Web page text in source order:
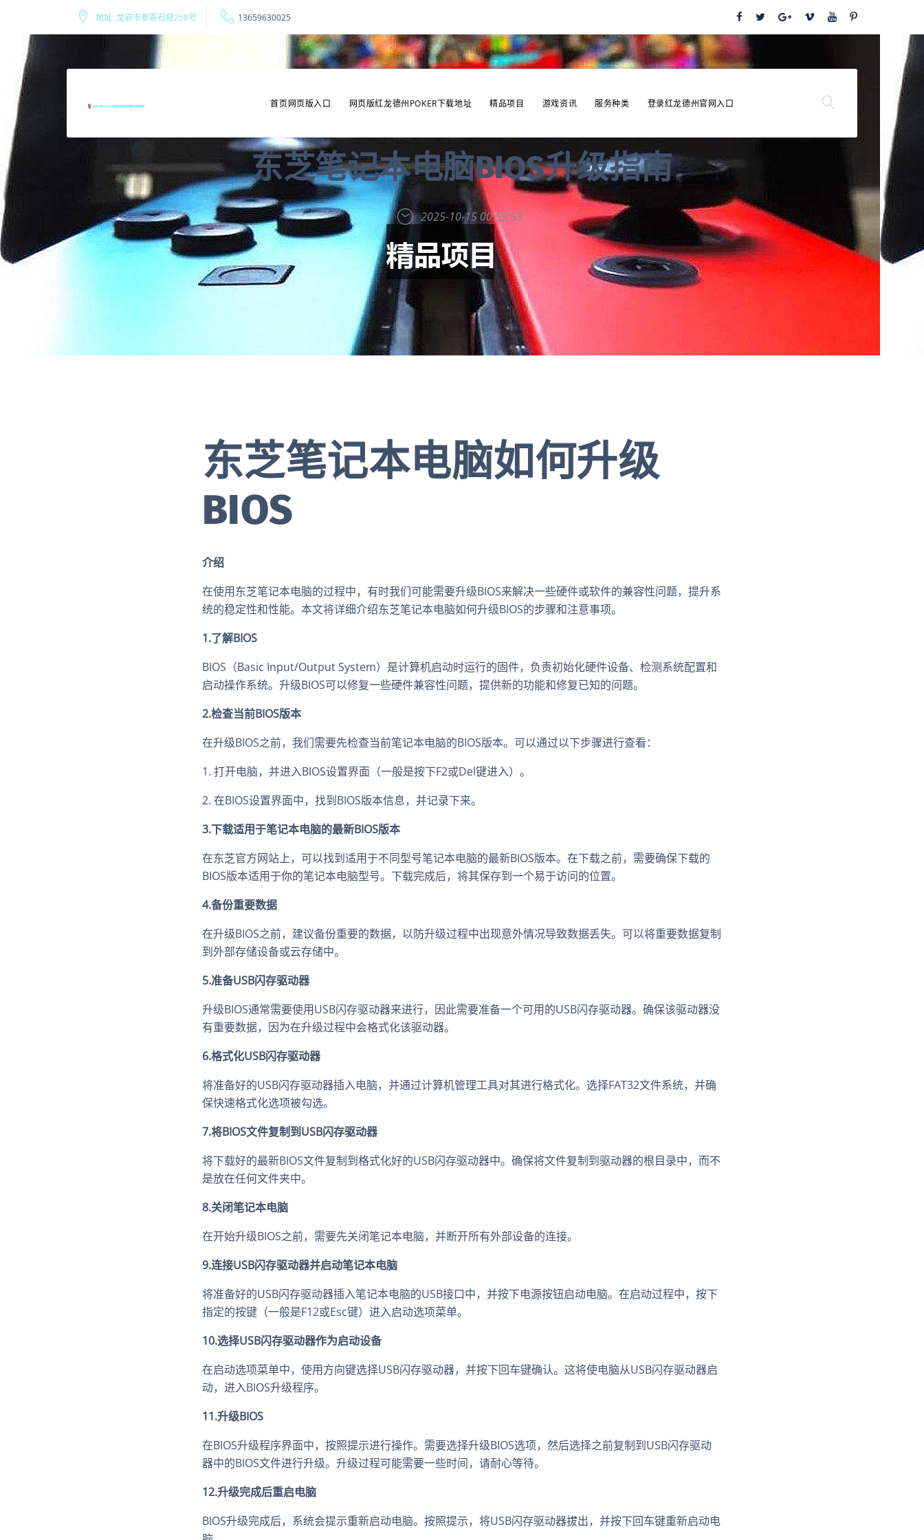
地址: 龙岩市参茶石窟258号 13659630025
首页网页版入口 网页版红龙德州POKER下载地址 精品项目 游戏资讯 服务种类 登录红龙德州官网入口
东芝笔记本电脑BIOS升级指南
2025-10-15 00:59:53
东芝笔记本电脑如何升级
BIOS
介绍
在使用东芝笔记本电脑的过程中，有时我们可能需要升级BIOS来解决一些硬件或软件的兼容性问题，提升系
统的稳定性和性能。本文将详细介绍东芝笔记本电脑如何升级BIOS的步骤和注意事项。
1.了解BIOS
BIOS（Basic Input/Output System）是计算机启动时运行的固件，负责初始化硬件设备、检测系统配置和
启动操作系统。升级BIOS可以修复一些硬件兼容性问题，提供新的功能和修复已知的问题。
2.检查当前BIOS版本
在升级BIOS之前，我们需要先检查当前笔记本电脑的BIOS版本。可以通过以下步骤进行查看：
1. 打开电脑，并进入BIOS设置界面（一般是按下F2或Del键进入）。
2. 在BIOS设置界面中，找到BIOS版本信息，并记录下来。
3.下载适用于笔记本电脑的最新BIOS版本
在东芝官方网站上，可以找到适用于不同型号笔记本电脑的最新BIOS版本。在下载之前，需要确保下载的
BIOS版本适用于你的笔记本电脑型号。下载完成后，将其保存到一个易于访问的位置。
4.备份重要数据
在升级BIOS之前，建议备份重要的数据，以防升级过程中出现意外情况导致数据丢失。可以将重要数据复制
到外部存储设备或云存储中。
5.准备USB闪存驱动器
升级BIOS通常需要使用USB闪存驱动器来进行，因此需要准备一个可用的USB闪存驱动器。确保该驱动器没
有重要数据，因为在升级过程中会格式化该驱动器。
6.格式化USB闪存驱动器
将准备好的USB闪存驱动器插入电脑，并通过计算机管理工具对其进行格式化。选择FAT32文件系统，并确
保快速格式化选项被勾选。
7.将BIOS文件复制到USB闪存驱动器
将下载好的最新BIOS文件复制到格式化好的USB闪存驱动器中。确保将文件复制到驱动器的根目录中，而不
是放在任何文件夹中。
8.关闭笔记本电脑
在开始升级BIOS之前，需要先关闭笔记本电脑，并断开所有外部设备的连接。
9.连接USB闪存驱动器并启动笔记本电脑
将准备好的USB闪存驱动器插入笔记本电脑的USB接口中，并按下电源按钮启动电脑。在启动过程中，按下
指定的按键（一般是F12或Esc键）进入启动选项菜单。
10.选择USB闪存驱动器作为启动设备
在启动选项菜单中，使用方向键选择USB闪存驱动器，并按下回车键确认。这将使电脑从USB闪存驱动器启
动，进入BIOS升级程序。
11.升级BIOS
在BIOS升级程序界面中，按照提示进行操作。需要选择升级BIOS选项，然后选择之前复制到USB闪存驱动
器中的BIOS文件进行升级。升级过程可能需要一些时间，请耐心等待。
12.升级完成后重启电脑
BIOS升级完成后，系统会提示重新启动电脑。按照提示，将USB闪存驱动器拔出，并按下回车键重新启动电